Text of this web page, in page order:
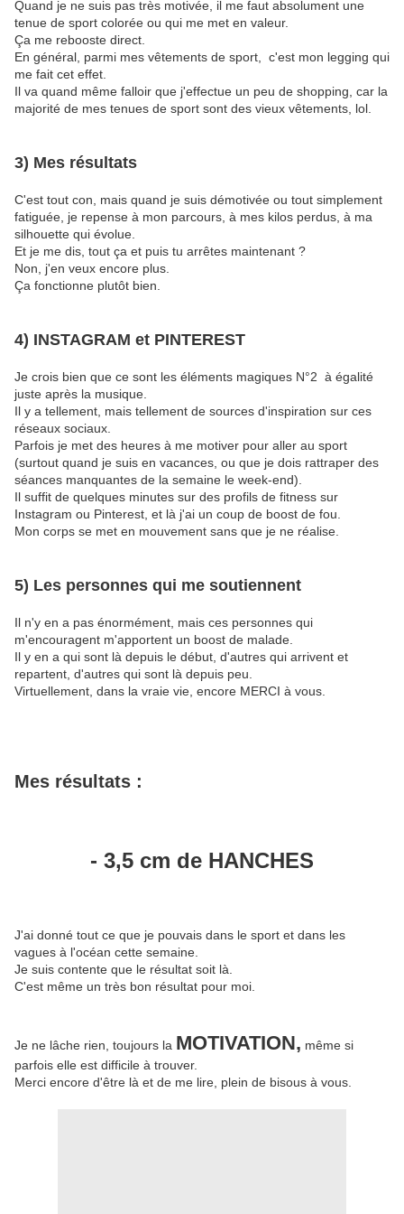
Quand je ne suis pas très motivée, il me faut absolument une
tenue de sport colorée ou qui me met en valeur.
Ça me rebooste direct.
En général, parmi mes vêtements de sport, c'est mon legging qui
me fait cet effet.
Il va quand même falloir que j'effectue un peu de shopping, car la
majorité de mes tenues de sport sont des vieux vêtements, lol.
3) Mes résultats
C'est tout con, mais quand je suis démotivée ou tout simplement
fatiguée, je repense à mon parcours, à mes kilos perdus, à ma
silhouette qui évolue.
Et je me dis, tout ça et puis tu arrêtes maintenant ?
Non, j'en veux encore plus.
Ça fonctionne plutôt bien.
4) INSTAGRAM et PINTEREST
Je crois bien que ce sont les éléments magiques N°2 à égalité
juste après la musique.
Il y a tellement, mais tellement de sources d'inspiration sur ces
réseaux sociaux.
Parfois je met des heures à me motiver pour aller au sport
(surtout quand je suis en vacances, ou que je dois rattraper des
séances manquantes de la semaine le week-end).
Il suffit de quelques minutes sur des profils de fitness sur
Instagram ou Pinterest, et là j'ai un coup de boost de fou.
Mon corps se met en mouvement sans que je ne réalise.
5) Les personnes qui me soutiennent
Il n'y en a pas énormément, mais ces personnes qui
m'encouragent m'apportent un boost de malade.
Il y en a qui sont là depuis le début, d'autres qui arrivent et
repartent, d'autres qui sont là depuis peu.
Virtuellement, dans la vraie vie, encore MERCI à vous.
Mes résultats :
- 3,5 cm de HANCHES
J'ai donné tout ce que je pouvais dans le sport et dans les
vagues à l'océan cette semaine.
Je suis contente que le résultat soit là.
C'est même un très bon résultat pour moi.
Je ne lâche rien, toujours la MOTIVATION, même si
parfois elle est difficile à trouver.
Merci encore d'être là et de me lire, plein de bisous à vous.